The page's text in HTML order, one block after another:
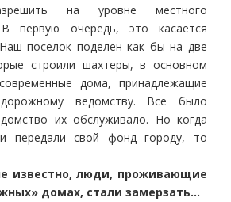
на уровне местного
В первую очередь, это касается
поселок поделен как бы на две
строили шахтеры, в основном
дома, принадлежащие
ведомству. Все было
их обслуживало. Но когда
передали свой фонд городу, то
известно, люди, проживающие
домах, стали замерзать…